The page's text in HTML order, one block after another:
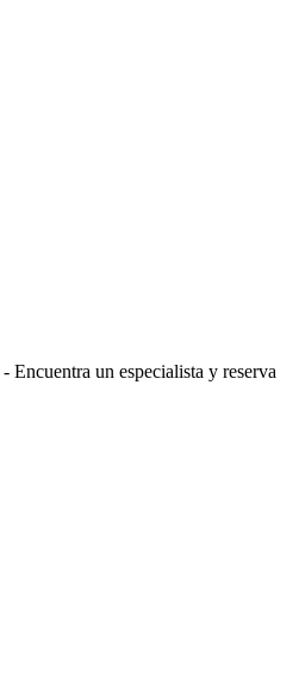
un especialista y reserva